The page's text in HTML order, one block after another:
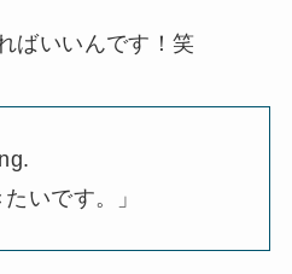
ばいいんです！笑
いです。」